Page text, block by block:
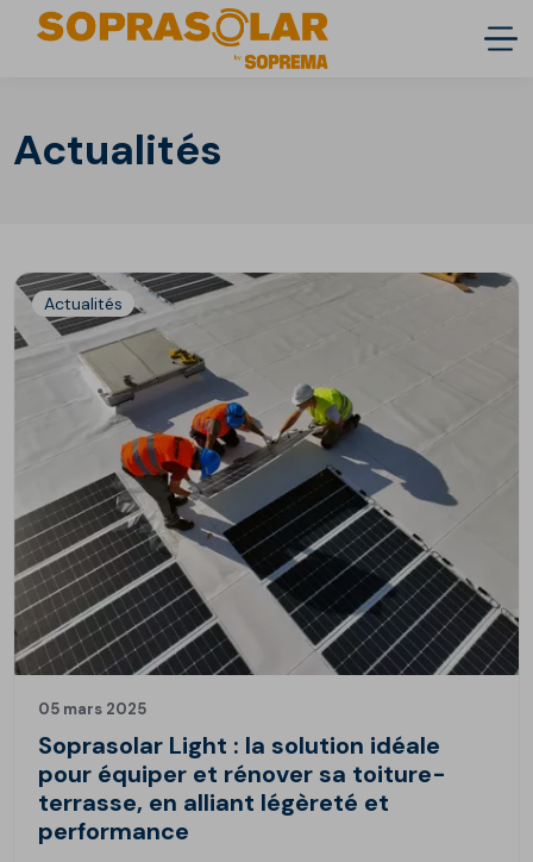
Actualités
Actualités
05 mars 2025
Soprasolar Light : la solution idéale
pour équiper et rénover sa toiture-
terrasse, en alliant légèreté et
performance